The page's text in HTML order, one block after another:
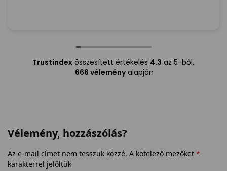
Trustindexösszesített értékelés 4.3 az 5-ből,
666 véleményalapján
Vélemény, hozzászólás?
Az e-mail címet nem tesszük közzé. A kötelező mezőket *
karakterrel jelöltük